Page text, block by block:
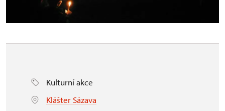
Kulturní akce
Klášter Sázava